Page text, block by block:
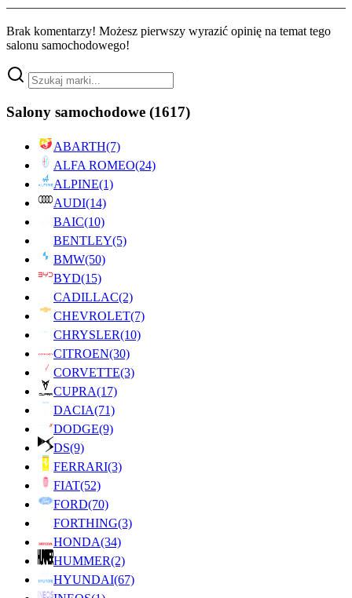
Brak komentarzy! Możesz pierwszy wyrazić opinię na temat tego
salonu samochodowego!
Salony samochodowe (1617)
ABARTH(7)
ALFA ROMEO(24)
ALPINE(1)
AUDI(14)
BAIC(10)
BENTLEY(5)
BMW(50)
BYD(15)
CADILLAC(2)
CHEVROLET(7)
CHRYSLER(10)
CITROEN(30)
CORVETTE(3)
CUPRA(17)
DACIA(71)
DODGE(9)
DS(9)
FERRARI(3)
FIAT(52)
FORD(70)
FORTHING(3)
HONDA(34)
HUMMER(2)
HYUNDAI(67)